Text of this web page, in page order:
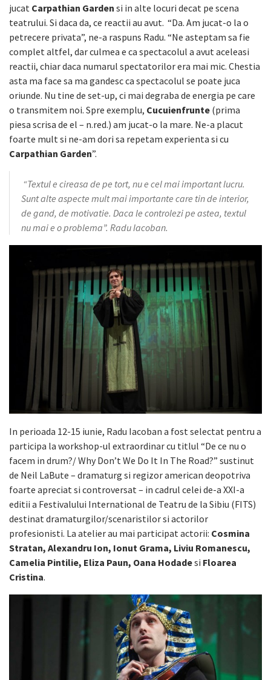
jucat Carpathian Garden si in alte locuri decat pe scena
teatrului. Si daca da, ce reactii au avut. “Da. Am jucat-o la o
petrecere privata”, ne-a raspuns Radu. “Ne asteptam sa fie
complet altfel, dar culmea e ca spectacolul a avut aceleasi
reactii, chiar daca numarul spectatorilor era mai mic. Chestia
asta ma face sa ma gandesc ca spectacolul se poate juca
oriunde. Nu tine de set-up, ci mai degraba de energia pe care
o transmitem noi. Spre exemplu, Cucuienfrunte (prima
piesa scrisa de el – n.red.) am jucat-o la mare. Ne-a placut
foarte mult si ne-am dori sa repetam experienta si cu
Carpathian Garden”.
“Textul e cireasa de pe tort, nu e cel mai important lucru.
Sunt alte aspecte mult mai importante care tin de interior,
de gand, de motivatie. Daca le controlezi pe astea, textul
nu mai e o problema”. Radu Iacoban.
In perioada 12-15 iunie, Radu Iacoban a fost selectat pentru a
participa la workshop-ul extraordinar cu titlul “De ce nu o
facem in drum?/ Why Don’t We Do It In The Road?” sustinut
de Neil LaBute – dramaturg si regizor american deopotriva
foarte apreciat si controversat – in cadrul celei de-a XXI-a
editii a Festivalului International de Teatru de la Sibiu (FITS)
destinat dramaturgilor/scenaristilor si actorilor
profesionisti. La atelier au mai participat actorii: Cosmina
Stratan, Alexandru Ion, Ionut Grama, Liviu Romanescu,
Camelia Pintilie, Eliza Paun, Oana Hodadesi Floarea
Cristina.